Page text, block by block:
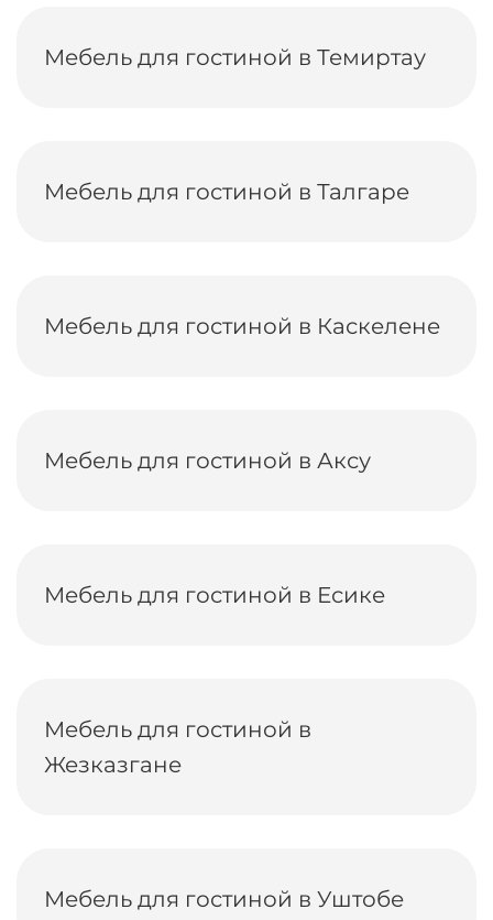
Мебель для гостиной в Темиртау
Мебель для гостиной в Талгаре
Мебель для гостиной в Каскелене
Мебель для гостиной в Аксу
Мебель для гостиной в Есике
Мебель для гостиной в
Жезказгане
Мебель для гостиной в Уштобе